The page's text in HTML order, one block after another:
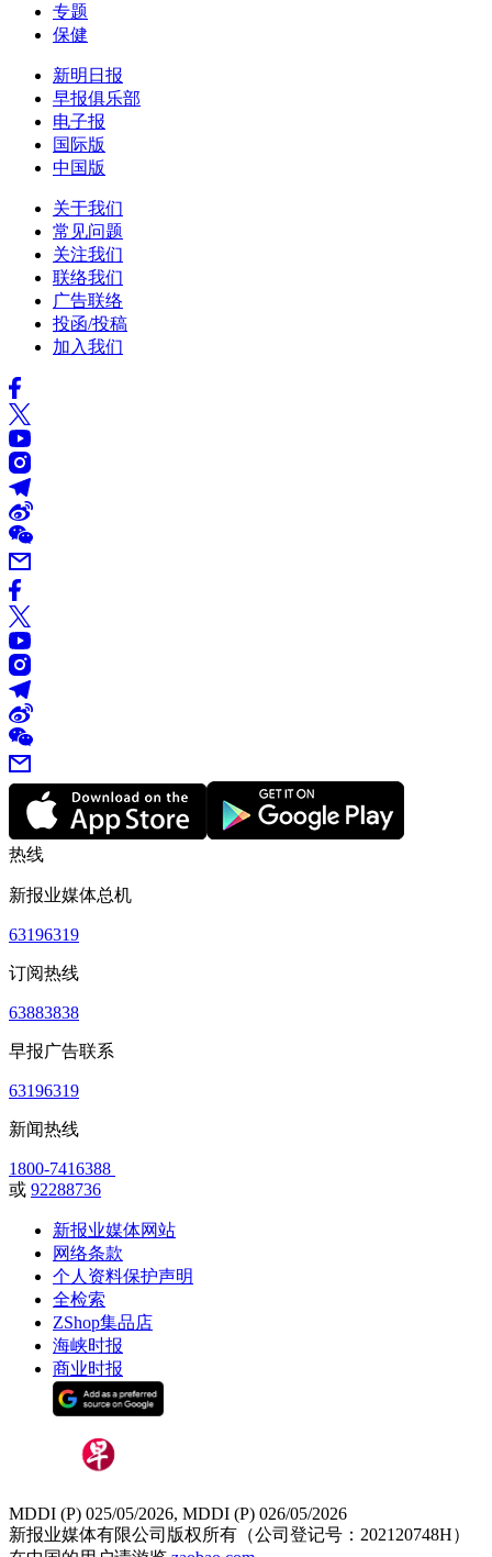
专题
保健
新明日报
早报俱乐部
电子报
国际版
中国版
关于我们
常见问题
关注我们
联络我们
广告联络
投函/投稿
加入我们
热线
新报业媒体总机
63196319
订阅热线
63883838
早报广告联系
63196319
新闻热线
1800-7416388
或 92288736
新报业媒体网站
网络条款
个人资料保护声明
全检索
ZShop集品店
海峡时报
商业时报
MDDI (P) 025/05/2026, MDDI (P) 026/05/2026
新报业媒体有限公司版权所有（公司登记号：202120748H）